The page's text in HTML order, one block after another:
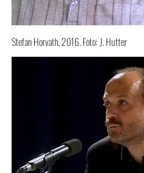
Stefan Horvath, 2016. Foto: J. Hutter